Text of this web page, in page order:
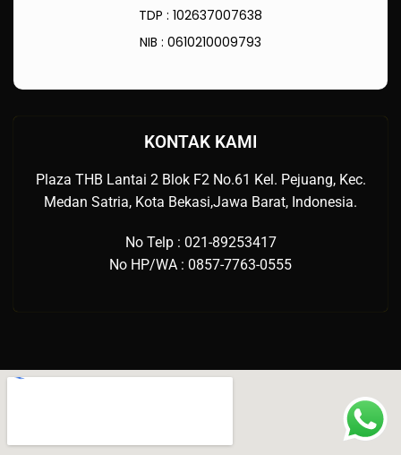
TDP : 102637007638
NIB : 0610210009793
KONTAK KAMI
Plaza THB Lantai 2 Blok F2 No.61 Kel. Pejuang, Kec.
Medan Satria, Kota Bekasi,Jawa Barat, Indonesia.
No Telp : 021-89253417
No HP/WA : 0857-7763-0555